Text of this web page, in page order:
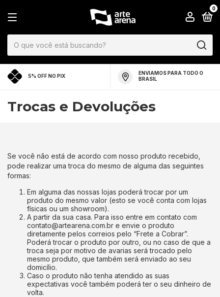
0
5% OFF NO PIX
ENVIAMOS PARA TODO O
BRASIL
Trocas e Devoluções
Se você não está de acordo com nosso produto recebido,
pode realizar uma troca do mesmo de alguma das seguintes
formas:
Em alguma das nossas lojas poderá trocar por um
produto do mesmo valor (esto se você conta com lojas
físicas ou um showroom).
A partir da sua casa. Para isso entre em contato com
contato@artearena.com.br e envie o produto
diretamente pelos correios pelo “Frete a Cobrar”.
Poderá trocar o produto por outro, ou no caso de que a
troca seja por motivo de avarias será trocado pelo
mesmo produto, que também será enviado ao seu
domicílio.
Caso o produto não tenha atendido as suas
expectativas você também poderá ter o seu dinheiro de
volta.